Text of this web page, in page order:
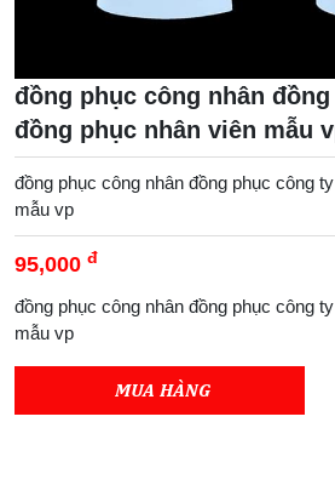
đồng phục công nhân
đồng phục nhân viên mẫu
đồng phục công nhân đồng phục công
mẫu vp
95,000 đ
đồng phục công nhân đồng phục công
mẫu vp
MUA HÀNG